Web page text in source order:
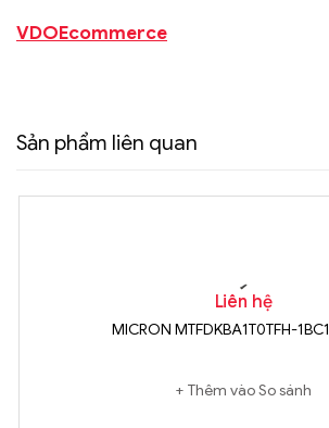
VDOEcommerce
Sản phẩm liên quan
Liên hệ
MICRON MTFDKBA1T0TFH-
Thêm vào So sánh